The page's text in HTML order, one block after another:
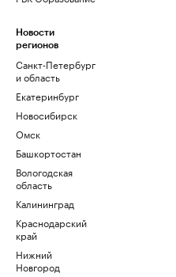
Новости
регионов
Санкт-Петербург
и область
Екатеринбург
Новосибирск
Омск
Башкортостан
Вологодская
область
Калининград
Краснодарский
край
Нижний
Новгород